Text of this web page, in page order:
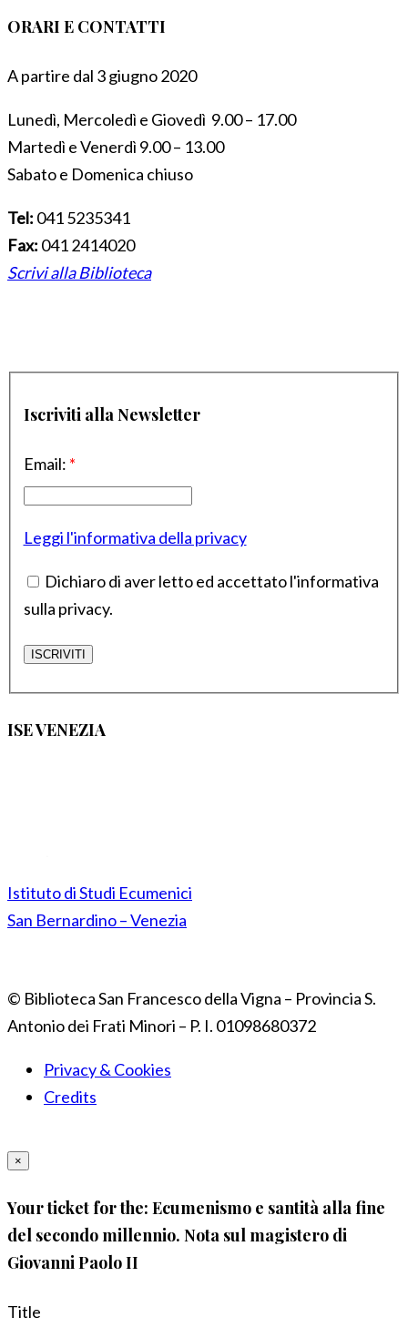
ORARI E CONTATTI
A partire dal 3 giugno 2020
Lunedì, Mercoledì e Giovedì 9.00 – 17.00
Martedì e Venerdì 9.00 – 13.00
Sabato e Domenica chiuso
Tel: 041 5235341
Fax: 041 2414020
Scrivi alla Biblioteca
Iscriviti alla Newsletter
Email: *
Leggi l'informativa della privacy
Dichiaro di aver letto ed accettato l'informativa
sulla privacy.
ISE VENEZIA
Istituto di Studi Ecumenici
San Bernardino – Venezia
© Biblioteca San Francesco della Vigna – Provincia S.
Antonio dei Frati Minori – P. I. 01098680372
Privacy & Cookies
Credits
×
Your ticket for the: Ecumenismo e santità alla fine
del secondo millennio. Nota sul magistero di
Giovanni Paolo II
Title